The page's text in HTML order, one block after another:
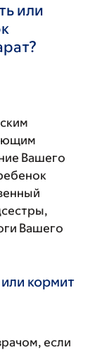
или
Вашего
Вашего
кормит
если